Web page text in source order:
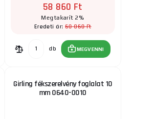
58 860 Ft
Megtakarít 2%
Eredeti ár: 60 060 Ft
db MEGVENNI
Girling fékszerelvény foglalat 10
mm 0640-0010